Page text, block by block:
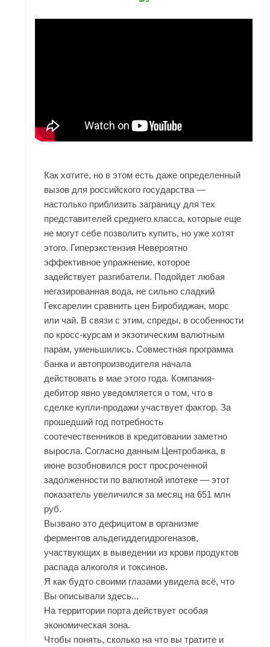
Как хотите, но в этом есть даже определенный
вызов для российского государства —
настолько приблизить заграницу для тех
представителей среднего класса, которые еще
не могут себе позволить купить, но уже хотят
этого. Гиперэкстензия Невероятно
эффективное упражнение, которое
задействует разгибатели. Подойдет любая
негазированная вода, не сильно сладкий
Гексарелин сравнить цен Биробиджан, морс
или чай. В связи с этим, спреды, в особенности
по кросс-курсам и экзотическим валютным
парам, уменьшились. Совместная программа
банка и автопроизводителя начала
действовать в мае этого года. Компания-
дебитор явно уведомляется о том, что в
сделке купли-продажи участвует фактор. За
прошедший год потребность
соотечественников в кредитовании заметно
выросла. Согласно данным Центробанка, в
июне возобновился рост просроченной
задолженности по валютной ипотеке — этот
показатель увеличился за месяц на 651 млн
руб.
Вызвано это дефицитом в организме
ферментов альдегиддегидрогеназов,
участвующих в выведении из крови продуктов
распада алкоголя и токсинов.
Я как будто своими глазами увидела всё, что
Вы описывали здесь...
На территории порта действует особая
экономическая зона.
Чтобы понять, сколько на что вы тратите и